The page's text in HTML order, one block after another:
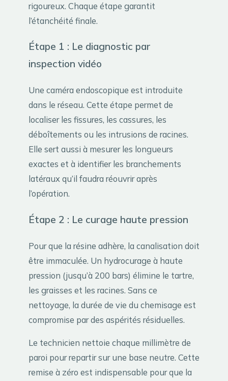
rigoureux. Chaque étape garantit
l’étanchéité finale.
Étape 1 : Le diagnostic par
inspection vidéo
Une caméra endoscopique est introduite
dans le réseau. Cette étape permet de
localiser les fissures, les cassures, les
déboîtements ou les intrusions de racines.
Elle sert aussi à mesurer les longueurs
exactes et à identifier les branchements
latéraux qu’il faudra réouvrir après
l’opération.
Étape 2 : Le curage haute pression
Pour que la résine adhère, la canalisation doit
être immaculée. Un hydrocurage à haute
pression (jusqu’à 200 bars) élimine le tartre,
les graisses et les racines. Sans ce
nettoyage, la durée de vie du chemisage est
compromise par des aspérités résiduelles.
Le technicien nettoie chaque millimètre de
paroi pour repartir sur une base neutre. Cette
remise à zéro est indispensable pour que la